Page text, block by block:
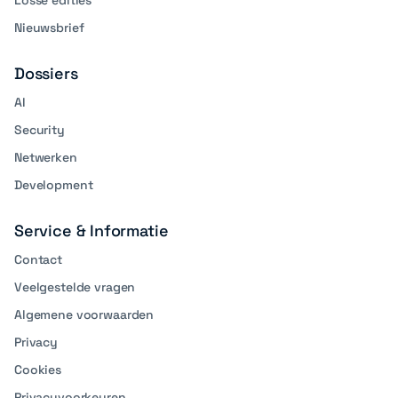
Nieuwsbrief
Dossiers
AI
Security
Netwerken
Development
Service & Informatie
Contact
Veelgestelde vragen
Algemene voorwaarden
Privacy
Cookies